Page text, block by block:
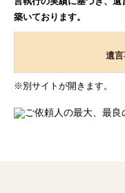
築いております。
遺
※別サイトが開きます。